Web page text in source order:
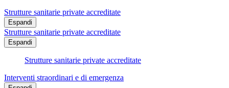
Strutture sanitarie private accreditate
Espandi
Strutture sanitarie private accreditate
Espandi
Strutture sanitarie private accreditate
Interventi straordinari e di emergenza